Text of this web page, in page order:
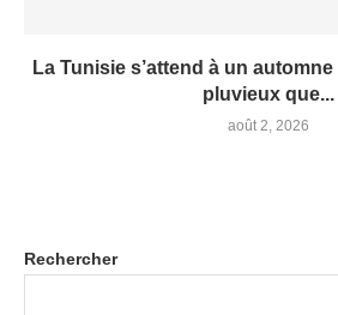
La Tunisie s’attend à un
pluvieux que...
août 2, 2026
Rechercher